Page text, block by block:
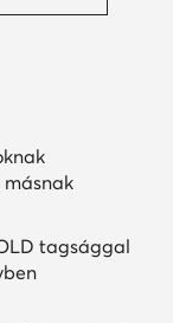
másnak
tagsággal